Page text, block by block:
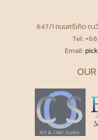
647/1 ถนนศรีเกิด ต.
Tel:
Email: